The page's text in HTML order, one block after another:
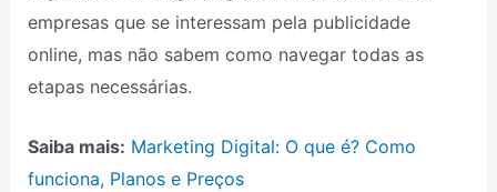
empresas que se interessam pela publicidade
online, mas não sabem como navegar todas as
etapas necessárias.
Saiba mais: Marketing Digital: O que é? Como
funciona, Planos e Preços